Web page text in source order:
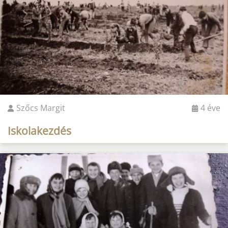
Szőcs Margit 4 éve
Iskolakezdés